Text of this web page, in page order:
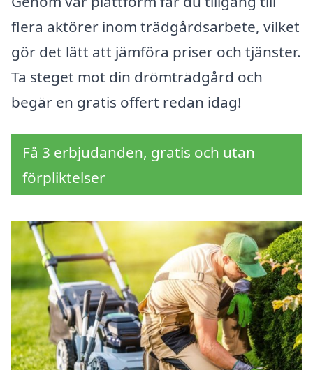
flera aktörer inom trädgårdsarbete, vilket
gör det lätt att jämföra priser och tjänster.
Ta steget mot din drömträdgård och
begär en gratis offert redan idag!
Få 3 erbjudanden, gratis och utan
förpliktelser